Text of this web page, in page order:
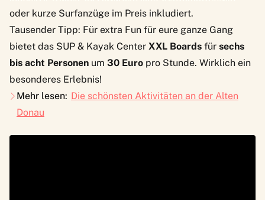
oder kurze Surfanzüge im Preis inkludiert.
Tausender Tipp: Für extra Fun für eure ganze Gang
bietet das SUP & Kayak Center XXL Boards für sechs
bis acht Personen um 30 Euro pro Stunde. Wirklich ein
besonderes Erlebnis!
Mehr lesen: Die schönsten Aktivitäten an der Alten
Donau